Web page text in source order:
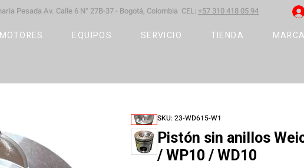
Pesada Av. Calle 6 N° 27B-37 - Bogotá, Colombia CEL: +57 310 418 05 94
MOTORES EQUIPOS SERVICIO TIENDA
SKU: 23-WD615-W1
Pistón sin anillos
/ WP10 / WD10